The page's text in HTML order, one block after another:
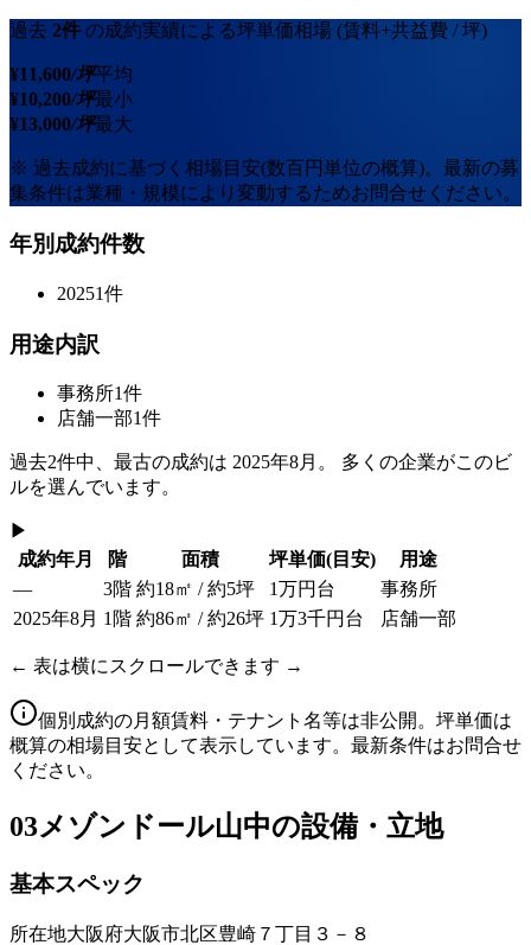
過去 2件 の成約実績による坪単価相場 (賃料+共益費 / 坪)
¥11,600/坪平均
¥10,200/坪最小
¥13,000/坪最大
※ 過去成約に基づく相場目安(数百円単位の概算)。最新の募
集条件は業種・規模により変動するためお問合せください。
年別成約件数
20251件
用途内訳
事務所1件
店舗一部1件
過去2件中、最古の成約は 2025年8月 。 多くの企業がこのビ
ルを選んでいます。
▶
成約年月
階 面積 坪単価(目安)
用途
—
3階 約18㎡ / 約5坪 1万円台
事務所
2025年8月 1階 約86㎡ / 約26坪 1万3千円台 店舗一部
← 表は横にスクロールできます →
個別成約の月額賃料・テナント名等は非公開。坪単価は
概算の相場目安として表示しています。最新条件はお問合せ
ください。
03メゾンドール山中の設備・立地
基本スペック
所在地大阪府大阪市北区豊崎７丁目３－８